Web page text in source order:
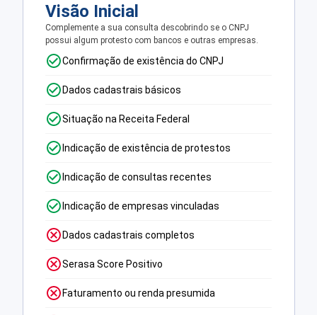
Visão Inicial
Complemente a sua consulta descobrindo se o CNPJ
possui algum protesto com bancos e outras empresas.
Confirmação de existência do CNPJ
Dados cadastrais básicos
Situação na Receita Federal
Indicação de existência de protestos
Indicação de consultas recentes
Indicação de empresas vinculadas
Dados cadastrais completos
Serasa Score Positivo
Faturamento ou renda presumida